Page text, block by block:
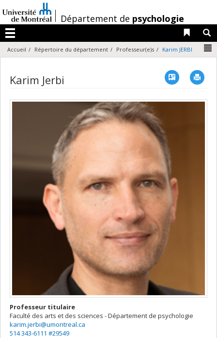
au
contenu
/Département de psychologie
Menu
Liens
Accueil Répertoire du département Professeur(e)s Karim JERBI
Karim Jerbi Vcard
Professeur titulaire
Faculté des arts et des sciences - Département de psychologie
karim.jerbi@umontreal.ca
514 343-6111 #29549